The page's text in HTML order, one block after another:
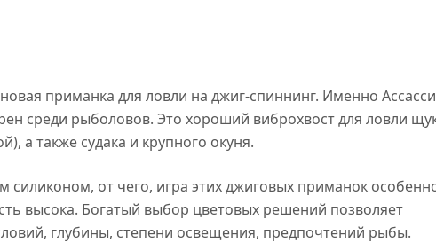
приманка для ловли на джиг-спиннинг. Именно
среди рыболовов. Это хороший виброхвост для ловли
а также судака и крупного окуня.
силиконом, от чего, игра этих джиговых приманок
высока. Богатый выбор цветовых решений позволяет
глубины, степени освещения, предпочтений рыбы.